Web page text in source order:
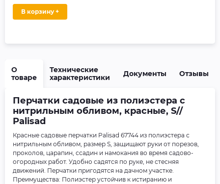
В корзину +
О
товаре
Технические
характеристики
Документы Отзывы
Перчатки садовые из полиэстера с
нитрильным обливом, красные, S//
Palisad
Красные садовые перчатки Palisad 67744 из полиэстера с
нитрильным обливом, размер S, защищают руки от порезов,
проколов, царапин, ссадин и намокания во время садово-
огородных работ. Удобно садятся по руке, не стесняя
движений. Перчатки пригодятся на дачном участке.
Преимущества: Полиэстер устойчив к истиранию и